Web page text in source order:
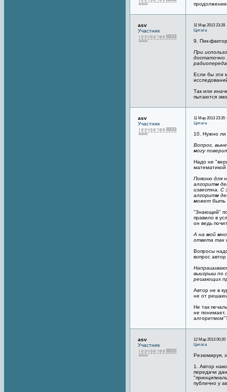
asv
Участник
11 Мар 2013 23:28
Цитата
9. Пик-фактор
При
достаточно
Если бы эти
Так или
пытаются
asv
Участник
11 Мар 2013 23:35
Цитата
10. Нужно ли
Вопрос,
могу
Надо не
Поясню для
алгоритм
известна. С
алгоритм
может быть
"Знающий"
правило в
он ведь
А на мой
ответа так
Вопросы
вопрос
выигрыш по
решающих
Автор не в
не от
Не так
не понимает,
asv
Участник
12 Мар 2013 00:20
Цитата
Резюмируя,
1. Автор
передачи
публично у